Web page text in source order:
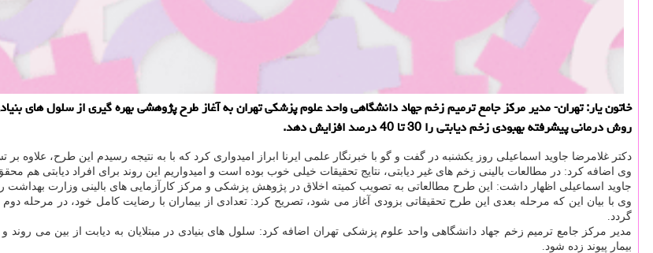
خاتون یار: تهران- مدیر مركز جامع ترمیم زخم جهاد دانشگاهی واحد علوم پزشكی تهران به آغاز طرح پژوهشی بهره گیری از سلول های
روش درمانی پیشرفته بهبودی زخم دیابتی را 30 تا 40 درصد افزایش دهد.
دكتر غلامرضا جاوید اسماعیلی روز یكشنبه در گفت و گو با خبرنگار علمی ایرنا ابراز امیدواری كرد كه با به نتیجه رسیدم این طرح، علاوه بر
وی اضافه كرد: در مطالعات بالینی زخم های غیر دیابتی، نتایج تحقیقات خیلی خوب بوده است و امیدواریم این روند برای افراد دیابتی هم
جاوید اسماعیلی اظهار داشت: این طرح مطالعاتی به تصویب كمیته اخلاق در پژوهش پزشكی و مركز كارآزمایی های بالینی وزارت
وی با بیان این كه مرحله بعدی این طرح تحقیقاتی بزودی آغاز می شود، تصریح كرد: تعدادی از بیماران با رضایت كامل خود، در مرحله
گردد.
مدیر مركز جامع ترمیم زخم جهاد دانشگاهی واحد علوم پزشكی تهران اضافه كرد: سلول های بنیادی در مبتلایان به دیابت از بین می روند
بیمار پیوند زده شود.